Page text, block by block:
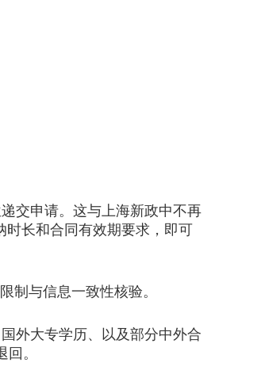
交申请。这与上海新政中不再
时长和合同有效期要求，即可
与信息一致性核验。
外大专学历、以及部分中外合
。